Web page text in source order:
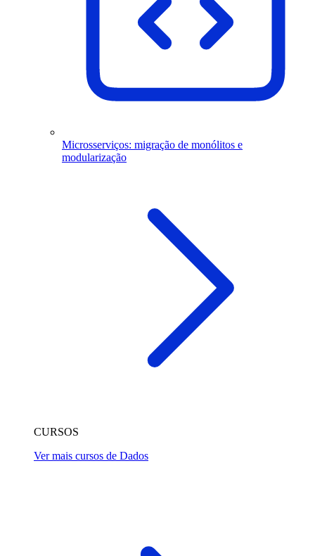
Microsserviços: migração de monólitos e
modularização
CURSOS
Ver mais cursos de Dados